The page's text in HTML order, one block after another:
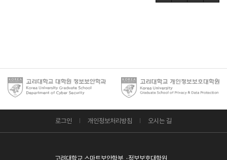
로그인 개인정보처리방침 오시는 길
고려대학교 스마트보안학부 정보보호대학원